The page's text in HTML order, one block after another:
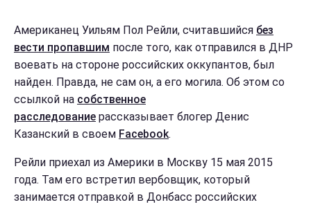
Американец Уильям Пол Рейли, считавшийся без
вести пропавшим после того, как отправился в ДНР
воевать на стороне российских оккупантов, был
найден. Правда, не сам он, а его могила. Об этом со
ссылкой на собственное
расследование рассказывает блогер Денис
Казанский в своем Facebook.
Рейли приехал из Америки в Москву 15 мая 2015
года. Там его встретил вербовщик, который
занимается отправкой в Донбасс российских